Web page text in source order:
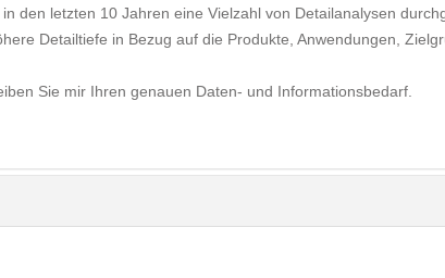
den letzten 10 Jahren eine Vielzahl von Detailanalysen
Detailtiefe in Bezug auf die Produkte, Anwendungen,
Sie mir Ihren genauen Daten- und Informationsbedarf.